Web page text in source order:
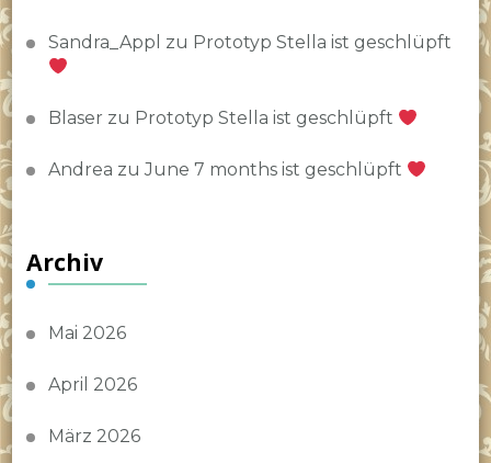
Sandra_Appl zu Prototyp Stella ist geschlüpft
Blaser zu Prototyp Stella ist geschlüpft
Andrea zuJune 7 months ist geschlüpft
Archiv
Mai 2026
April 2026
März 2026